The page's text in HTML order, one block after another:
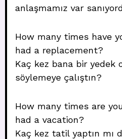
anlaşmamız var
How many times have
had a replacement?
Kaç kez bana bir yedek
söylemeye çalıştın?
How many times are
had a vacation?
Kaç kez tatil yaptın mı